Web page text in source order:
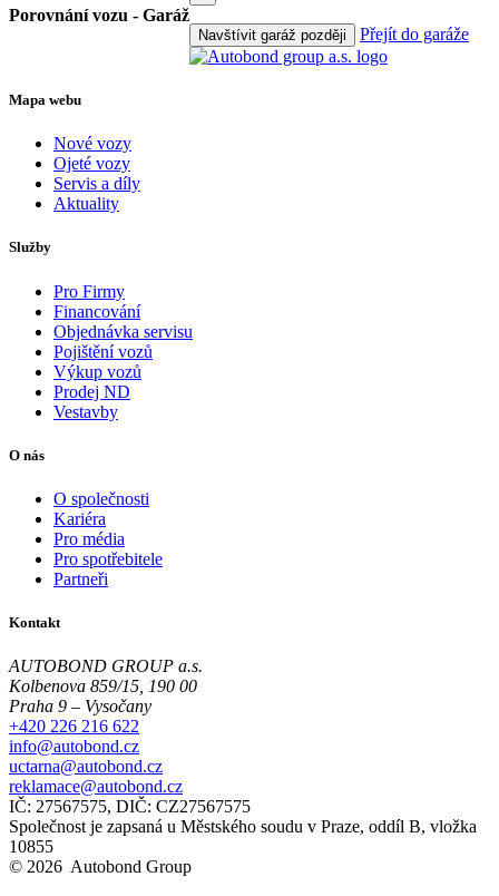
Porovnání vozu - Garáž
Navštívit garáž později Přejít do garáže
Mapa webu
Nové vozy
Ojeté vozy
Servis a díly
Aktuality
Služby
Pro Firmy
Financování
Objednávka servisu
Pojištění vozů
Výkup vozů
Prodej ND
Vestavby
O nás
O společnosti
Kariéra
Pro média
Pro spotřebitele
Partneři
Kontakt
AUTOBOND GROUP a.s.
Kolbenova 859/15, 190 00
Praha 9 – Vysočany
+420 226 216 622
info@autobond.cz
uctarna@autobond.cz
reklamace@autobond.cz
IČ: 27567575, DIČ: CZ27567575
Společnost je zapsaná u Městského soudu v Praze, oddíl B, vložka
10855
© 2026 Autobond Group